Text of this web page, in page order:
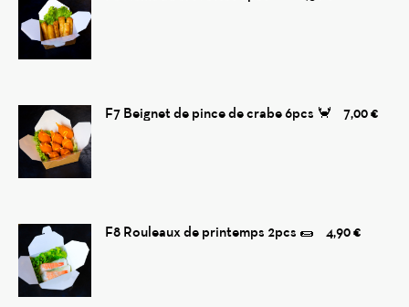
F7 Beignet de pince de crabe 6pcs 🦀️ 7,00 €
F8 Rouleaux de printemps 2pcs 🌯 4,90 €